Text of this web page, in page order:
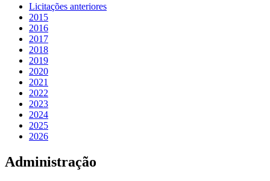
Licitações anteriores
2015
2016
2017
2018
2019
2020
2021
2022
2023
2024
2025
2026
Administração